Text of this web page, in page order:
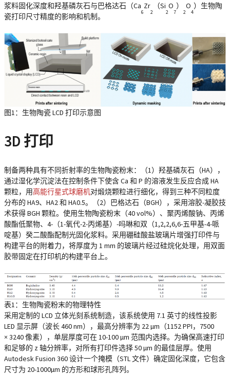
浆料固化深度和羟基磷灰石与巴格达石（Ca
6
Zr
2
（Si
2
O
7
）
2
O
4
）生物陶
瓷打印尺寸精度的影响和机制。
图1：生物陶瓷 LCD 打印示意图
3D 打印
制备两种具有不同折射率的生物陶瓷粉末：（1）羟基磷灰石（HA），
通过湿化学沉淀法在控制条件下使含 Ca 和 P 的溶液发生反应合成 HA
颗粒，用高能行星式球磨机对煅烧颗粒进行细化，得到三种不同粒度
分布的 HA9、HA2 和 HA0.5。（2）巴格达石（BGH），采用溶胶-凝胶技
术获得 BGH 颗粒。使用生物陶瓷粉末（40 vol%）、聚丙烯酸钠、丙烯
酸酯低聚物、4-（1-氧代-2-丙烯基）-吗啉和双（1,2,2,6,6-五甲基-4-哌
啶基）癸二酸酯配制光固化浆料。采用硼硅酸盐玻璃片增强打印件与
构建平台的附着力，将厚度为 1 mm 的玻璃片经过硅烷化处理，用双面
胶带固定在打印机的构建平台上。
表1：生物陶瓷粉末的物理特性
采用定制的 LCD 立体光刻系统制造，该系统使用 7.1 英寸的线性投影
LED 显示屏（波长 460 nm），最高分辨率为 22 µm（1152 PPI，7500
× 3240 像素），单层厚度可在 10-100 µm 范围内选择。为确保高速打印
和足够的 z 轴分辨率，对所有打印件选择 50 µm 的最佳层厚。使用
Autodesk Fusion 360 设计一个掩模（STL 文件）确定固化深度，它包含
尺寸为 20-1000µm 的方形和球形孔阵列。